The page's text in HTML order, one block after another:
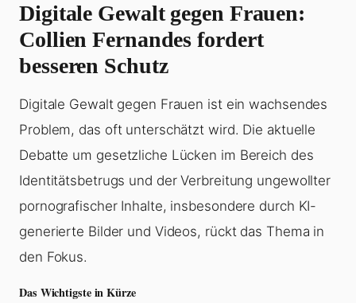
Digitale Gewalt gegen Frauen:
Collien Fernandes fordert
besseren Schutz
Digitale Gewalt gegen Frauen ist ein wachsendes
Problem, das oft unterschätzt wird. Die aktuelle
Debatte um gesetzliche Lücken im Bereich des
Identitätsbetrugs und der Verbreitung ungewollter
pornografischer Inhalte, insbesondere durch KI-
generierte Bilder und Videos, rückt das Thema in
den Fokus.
Das Wichtigste in Kürze